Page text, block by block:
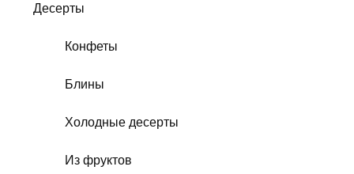
Десерты
Конфеты
Блины
Холодные десерты
Из фруктов